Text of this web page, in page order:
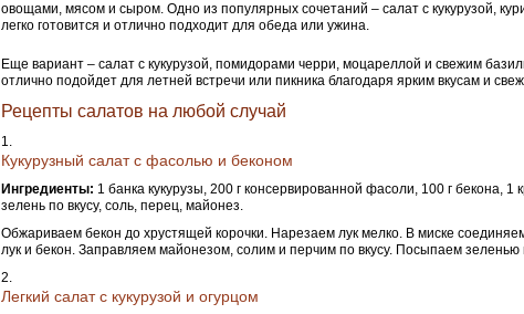
овощами, мясом и сыром. Одно из популярных сочетаний – салат с кукурузой,
легко готовится и отлично подходит для обеда или ужина.
Еще вариант – салат с кукурузой, помидорами черри, моцареллой и свежим
отлично подойдет для летней встречи или пикника благодаря ярким вкусам и
Рецепты салатов на любой случай
Кукурузный салат с фасолью и беконом
Ингредиенты: 1 банка кукурузы, 200 г консервированной фасоли, 100 г бекона, 1
зелень по вкусу, соль, перец, майонез.
Обжариваем бекон до хрустящей корочки. Нарезаем лук мелко. В миске
лук и бекон. Заправляем майонезом, солим и перчим по вкусу. Посыпаем
Легкий салат с кукурузой и огурцом